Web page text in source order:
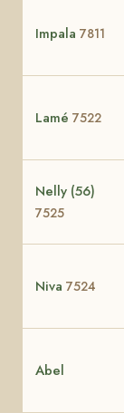
Impala 7811
Lamé 7522
Nelly (56)
7525
Niva 7524
Abel